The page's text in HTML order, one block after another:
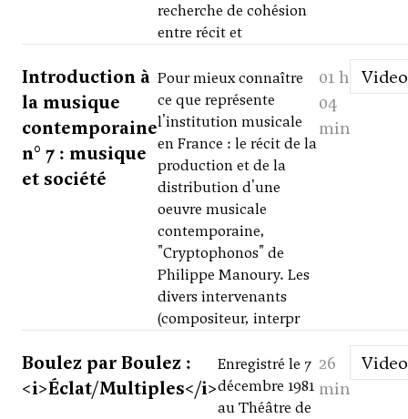
recherche de cohésion
entre récit et
Introduction à
la musique
contemporaine
n° 7 : musique
et société
Pour mieux connaître
ce que représente
l'institution musicale
en France : le récit de la
production et de la
distribution d'une
oeuvre musicale
contemporaine,
"Cryptophonos" de
Philippe Manoury. Les
divers intervenants
(compositeur, interpr
01 h
04
min
Video
Boulez par Boulez :
<i>Éclat/Multiples</i>
Enregistré le 7
décembre 1981
au Théâtre de
26
min
Video